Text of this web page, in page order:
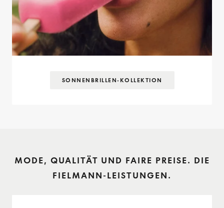
SONNENBRILLEN-KOLLEKTION
MODE, QUALITÄT UND FAIRE PREISE. DIE
FIELMANN-LEISTUNGEN.